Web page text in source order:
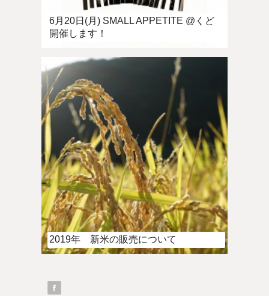
6月20日(月) SMALL APPETITE @くど
開催します！
2019年 新米の販売について